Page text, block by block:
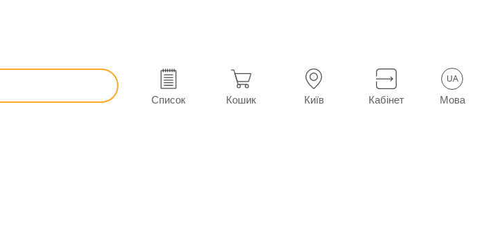
Список Кошик Київ Кабінет
UA
Мова
табл. в/о 80 мг/12,5 мг №30 (10х3)